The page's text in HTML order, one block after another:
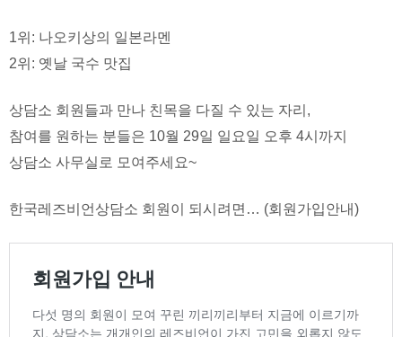
1위: 나오키상의 일본라멘
2위: 옛날 국수 맛집
상담소 회원들과 만나 친목을 다질 수 있는 자리,
참여를 원하는 분들은 10월 29일 일요일 오후 4시까지
상담소 사무실로 모여주세요~
한국레즈비언상담소 회원이 되시려면… (회원가입안내)